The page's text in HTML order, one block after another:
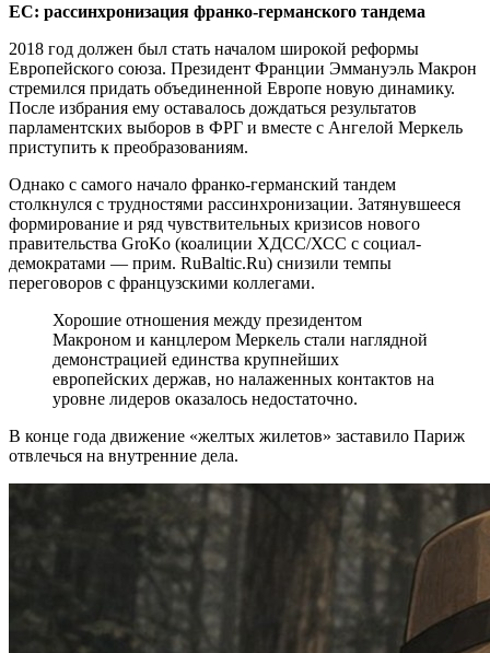
ЕС: рассинхронизация франко-германского тандема
2018 год должен был стать началом широкой реформы
Европейского союза. Президент Франции Эммануэль Макрон
стремился придать объединенной Европе новую динамику.
После избрания ему оставалось дождаться результатов
парламентских выборов в ФРГ и вместе с Ангелой Меркель
приступить к преобразованиям.
Однако с самого начало франко-германский тандем
столкнулся с трудностями рассинхронизации. Затянувшееся
формирование и ряд чувствительных кризисов нового
правительства GroKo (коалиции ХДСС/ХСС с социал-
демократами — прим. RuBaltic.Ru) снизили темпы
переговоров с французскими коллегами.
Хорошие отношения между президентом
Макроном и канцлером Меркель стали наглядной
демонстрацией единства крупнейших
европейских держав, но налаженных контактов на
уровне лидеров оказалось недостаточно.
В конце года движение «желтых жилетов» заставило Париж
отвлечься на внутренние дела.